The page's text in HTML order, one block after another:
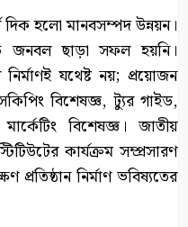
হলো মানবসম্পদ উন্নয়ন।
জনবল ছাড়া সফল হয়নি।
যথেষ্ট নয়; প্রয়োজন
বিশেষজ্ঞ, ট্যুর গাইড,
বিশেষজ্ঞ। জাতীয়
কার্যক্রম সম্প্রসারণ
প্রতিষ্ঠান নির্মাণ ভবিষ্যতের